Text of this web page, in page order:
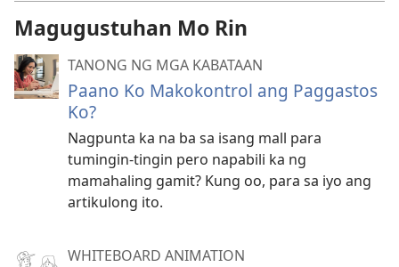
Magugustuhan Mo Rin
TANONG NG MGA KABATAAN
Paano Ko Makokontrol ang Paggastos
Ko?
Nagpunta ka na ba sa isang mall para
tumingin-tingin pero napabili ka ng
mamahaling gamit? Kung oo, para sa iyo ang
artikulong ito.
WHITEBOARD ANIMATION